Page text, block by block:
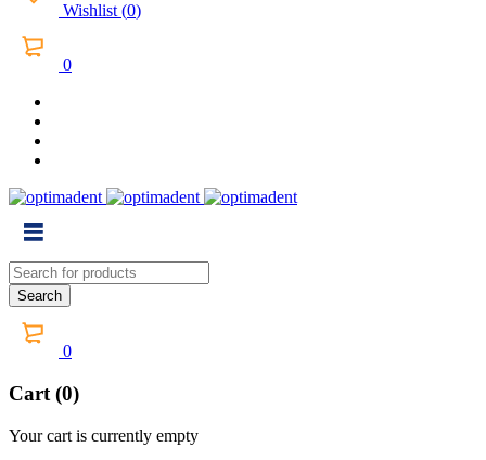
Wishlist (0)
0
0
Cart (0)
Your cart is currently empty